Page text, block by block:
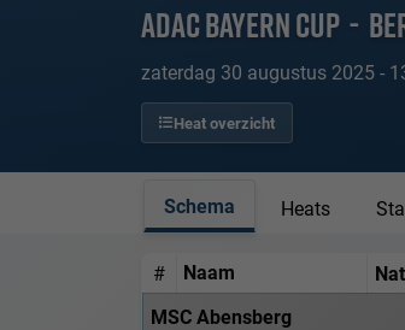
ADAC Bayern Cup -
zaterdag 30 augustus 2025 -
Heat overzicht
Schema Heats
# Naam Nat
MSC Abensberg